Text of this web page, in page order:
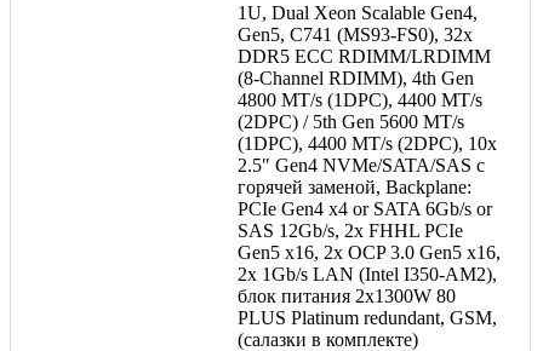
1U, Dual Xeon Scalable Gen4,
Gen5, C741 (MS93-FS0), 32x
DDR5 ECC RDIMM/LRDIMM
(8-Channel RDIMM), 4th Gen
4800 MT/s (1DPC), 4400 MT/s
(2DPC) / 5th Gen 5600 MT/s
(1DPC), 4400 MT/s (2DPC), 10x
2.5″ Gen4 NVMe/SATA/SAS с
горячей заменой, Backplane:
PCIe Gen4 x4 or SATA 6Gb/s or
SAS 12Gb/s, 2x FHHL PCIe
Gen5 x16, 2x OCP 3.0 Gen5 x16,
2x 1Gb/s LAN (Intel I350-AM2),
блок питания 2x1300W 80
PLUS Platinum redundant, GSM,
(салазки в комплекте)